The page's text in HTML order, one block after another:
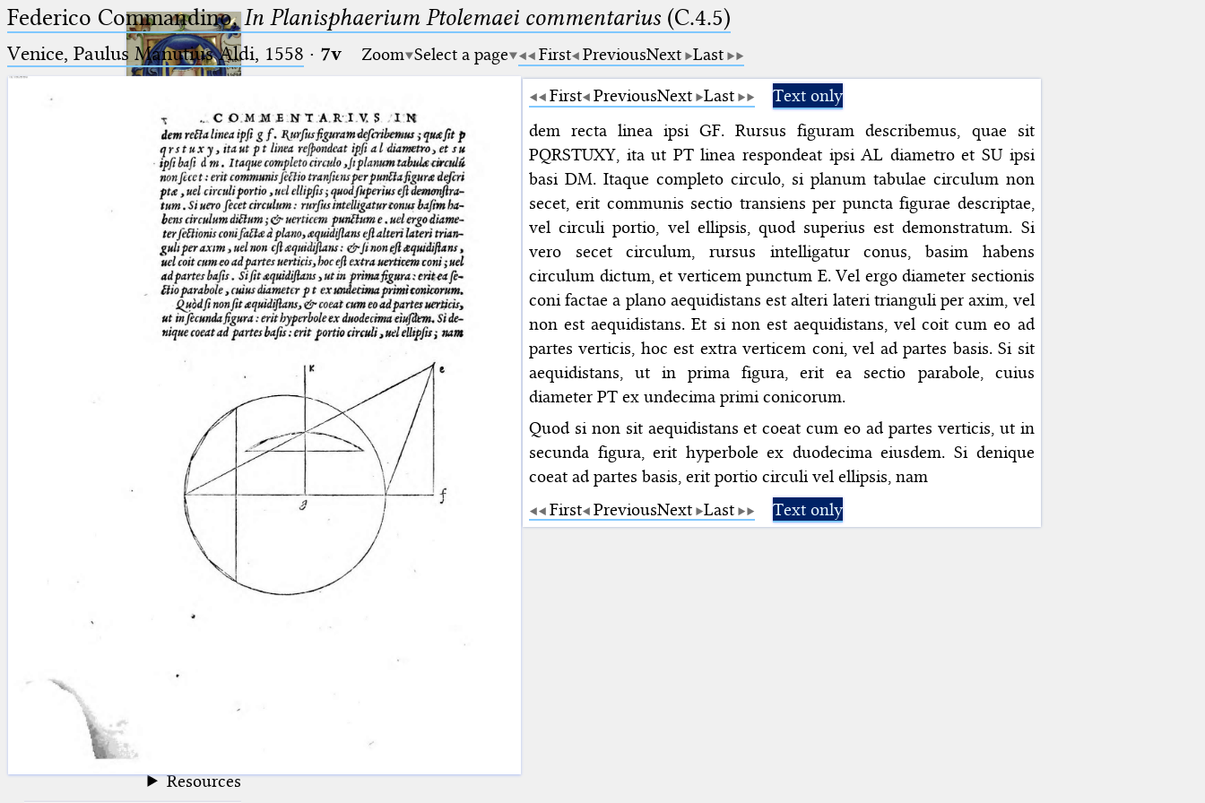
Ptolemaeus
Arabus et Latinus
(the underscore) is the placeholder
for exactly one character.
(the percent sign) is the
placeholder for no, one or more
blank space (so that a search ends
🔎︎
Start
Project
Team
Publications
Conference
Arabic Works
Arabic Manuscripts
Latin Works
Latin Early Prints
Resources
Federico Commandino,In Planisphaerium Ptolemaei commentarius (C.4.5)
Venice, Paulus Manutius Aldi, 1558 · 7v Zoom Select a page First PreviousNext Last
First PreviousNext Last
Text only
dem recta linea ipsi GF. Rursus figuram describemus, quae sit
PQRSTUXY, ita ut PT linea respondeat ipsi AL diametro et SU ipsi
basi DM. Itaque completo circulo, si planum tabulae circulum non
secet, erit communis sectio transiens per puncta figurae descriptae,
vel circuli portio, vel ellipsis, quod superius est demonstratum. Si
vero secet circulum, rursus intelligatur conus, basim habens
circulum dictum, et verticem punctum E. Vel ergo diameter sectionis
coni factae a plano aequidistans est alteri lateri trianguli per axim, vel
non est aequidistans. Et si non est aequidistans, vel coit cum eo ad
partes verticis, hoc est extra verticem coni, vel ad partes basis. Si sit
aequidistans, ut in prima figura, erit ea sectio parabole, cuius
diameter PT ex undecima primi conicorum.
Quod si non sit aequidistans et coeat cum eo ad partes verticis, ut in
secunda figura, erit hyperbole ex duodecima eiusdem. Si denique
coeat ad partes basis, erit portio circuli vel ellipsis, nam
First PreviousNext Last Text only